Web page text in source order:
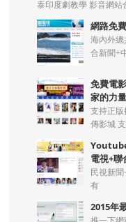
泰印度劇教學 影音網站
網路免
海內外
合新聞+
免費電
家的力
支持正
傳影城
電視+聯
民視新
有
2015年